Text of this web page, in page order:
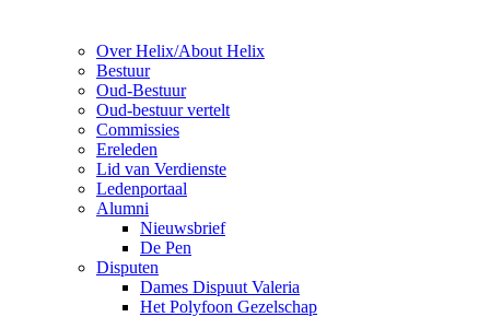
Over Helix/About Helix
Bestuur
Oud-Bestuur
Oud-bestuur vertelt
Commissies
Ereleden
Lid van Verdienste
Ledenportaal
Alumni
Nieuwsbrief
De Pen
Disputen
Dames Dispuut Valeria
Het Polyfoon Gezelschap